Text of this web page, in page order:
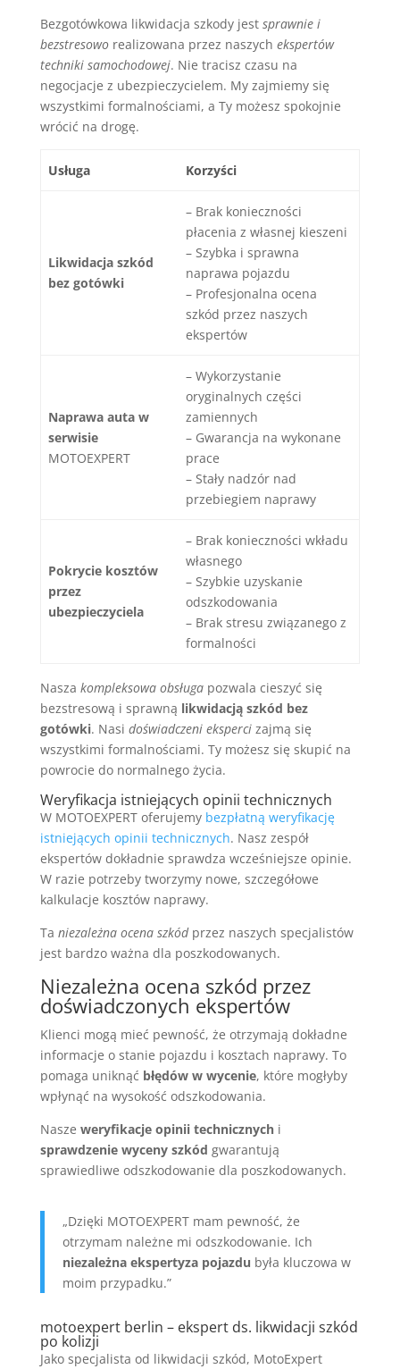
Bezgotówkowa likwidacja szkody jest sprawnie i
bezstresoworealizowana przez naszych ekspertów
techniki samochodowej. Nie tracisz czasu na
negocjacje z ubezpieczycielem. My zajmiemy się
wszystkimi formalnościami, a Ty możesz spokojnie
wrócić na drogę.
Usługa Korzyści
Likwidacja szkód
bez gotówki
– Brak konieczności
płacenia z własnej kieszeni
– Szybka i sprawna
naprawa pojazdu
– Profesjonalna ocena
szkód przez naszych
ekspertów
Naprawa auta w
serwisie
MOTOEXPERT
– Wykorzystanie
oryginalnych części
zamiennych
– Gwarancja na wykonane
prace
– Stały nadzór nad
przebiegiem naprawy
Pokrycie kosztów
przez
ubezpieczyciela
– Brak konieczności wkładu
własnego
– Szybkie uzyskanie
odszkodowania
– Brak stresu związanego z
formalności
Nasza kompleksowa obsługapozwala cieszyć się
bezstresową i sprawną likwidacją szkód bez
gotówki. Nasi doświadczeni ekspercizajmą się
wszystkimi formalnościami. Ty możesz się skupić na
powrocie do normalnego życia.
Weryfikacja istniejących opinii technicznych
W MOTOEXPERT oferujemy bezpłatną weryfikację
istniejących opinii technicznych. Nasz zespół
ekspertów dokładnie sprawdza wcześniejsze opinie.
W razie potrzeby tworzymy nowe, szczegółowe
kalkulacje kosztów naprawy.
Ta niezależna ocena szkódprzez naszych specjalistów
jest bardzo ważna dla poszkodowanych.
Niezależna ocena szkód przez
doświadczonych ekspertów
Klienci mogą mieć pewność, że otrzymają dokładne
informacje o stanie pojazdu i kosztach naprawy. To
pomaga uniknąć błędów w wycenie, które mogłyby
wpłynąć na wysokość odszkodowania.
Nasze weryfikacje opinii technicznychi
sprawdzenie wyceny szkód gwarantują
sprawiedliwe odszkodowanie dla poszkodowanych.
„Dzięki MOTOEXPERT mam pewność, że
otrzymam należne mi odszkodowanie. Ich
niezależna ekspertyza pojazdu była kluczowa w
moim przypadku.”
motoexpert berlin – ekspert ds. likwidacji szkód
po kolizji
Jako specjalista od likwidacji szkód, MotoExpert